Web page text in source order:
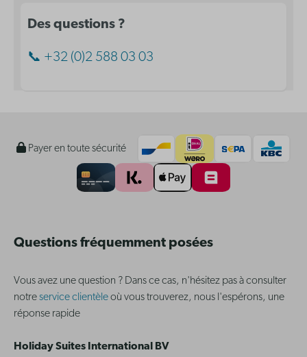
Des questions ?
📞 +32 (0)2 588 03 03
Payer en toute sécurité
Questions fréquemment posées
Vous avez une question ? Dans ce cas, n'hésitez pas à consulter
notreservice clientèleoù vous trouverez, nous l'espérons, une
réponse rapide
Holiday Suites International BV